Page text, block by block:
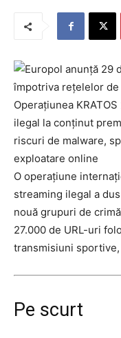
Operațiunea
ilegal la conținut
riscuri de malware,
exploatare online
O operațiune
streaming ilegal a
nouă grupuri de
27.000 de URL-uri
transmisiuni
Pe scurt